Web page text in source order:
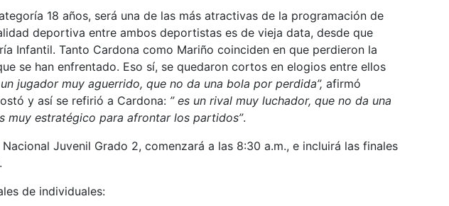
18 años, será una de las más atractivas de la programación de
deportiva entre ambos deportistas es de vieja data, desde que
Infantil. Tanto Cardona como Mariño coinciden en que perdieron la
se han enfrentado. Eso sí, se quedaron cortos en elogios entre ellos
jugador muy aguerrido, que no da una bola por perdida”, afirmó
y así se refirió a Cardona: ” es un rival muy luchador, que no da una
muy estratégico para afrontar los partidos”.
Juvenil Grado 2, comenzará a las 8:30 a.m., e incluirá las finales
de individuales: